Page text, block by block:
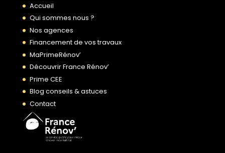
Accueil
Qui sommes nous ?
Nos agences
Financement de vos travaux
MaPrimeRénov’
Découvrir France Rénov’
Prime CEE
Blog conseils & astuces
Contact